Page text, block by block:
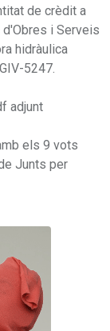
de crèdit a
i Serveis
hidràulica
5247.
adjunt
els 9 vots
Junts per